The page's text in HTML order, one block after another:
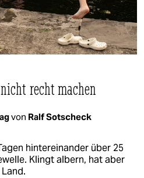
recht machen
von Ralf Sotscheck
hintereinander über 25
Klingt albern, hat aber